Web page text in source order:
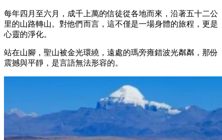
每年四月至六月，成千上萬的信徒從各地而來，沿著五十二公
里的山路轉山。對他們而言，這不僅是一場身體的旅程，更是
心靈的淨化。
站在山腳，聖山被金光環繞，遠處的瑪旁雍錯波光粼粼，那份
震撼與平靜，是言語無法形容的。